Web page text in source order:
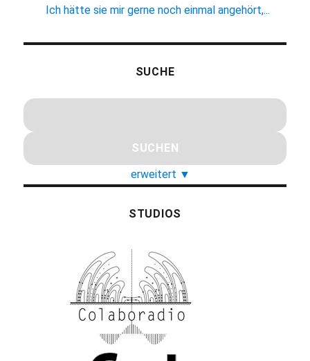
Ich hätte sie mir gerne noch einmal angehört,...
SUCHE
erweitert ▼
STUDIOS